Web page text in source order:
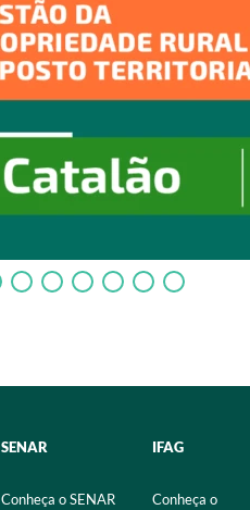
SENAR
Conheça o SENAR
IFAG
Conheça o